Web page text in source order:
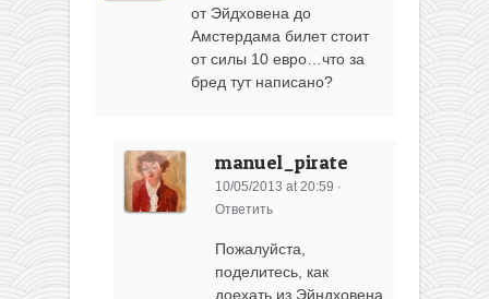
от Эйдховена до
Амстердама билет стоит
от силы 10 евро…что за
бред тут написано?
manuel_pirate
10/05/2013 at 20:59 ·
Ответить
Пожалуйста,
поделитесь, как
доехать из Эйндховена